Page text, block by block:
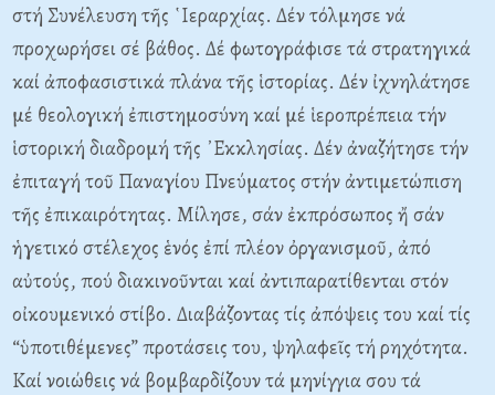
στή Συνέλευση τῆς ῾Ιεραρχίας. Δέν τόλμησε νά
προχωρήσει σέ βάθος. Δέ φωτογράφισε τά στρατηγικά
καί ἀποφασιστικά πλάνα τῆς ἱστορίας. Δέν ἰχνηλάτησε
μέ θεολογική ἐπιστημοσύνη καί μέ ἱεροπρέπεια τήν
ἱστορική διαδρομή τῆς ᾿Εκκλησίας. Δέν ἀναζήτησε τήν
ἐπιταγή τοῦ Παναγίου Πνεύματος στήν ἀντιμετώπιση
τῆς ἐπικαιρότητας. Μίλησε, σάν ἐκπρόσωπος ἤ σάν
ἡγετικό στέλεχος ἑνός ἐπί πλέον ὀργανισμοῦ, ἀπό
αὐτούς, πού διακινοῦνται καί ἀντιπαρατίθενται στόν
οἰκουμενικό στίβο. Διαβάζοντας τίς ἀπόψεις του καί τίς
“ὑποτιθέμενες” προτάσεις του, ψηλαφεῖς τή ρηχότητα.
Καί νοιώθεις νά βομβαρδίζουν τά μηνίγγια σου τά